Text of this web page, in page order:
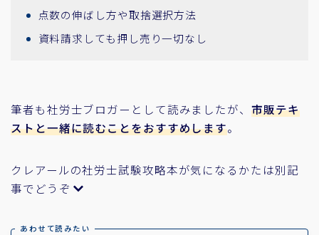
点数の伸ばし方や取捨選択方法
資料請求しても押し売り一切なし
筆者も社労士ブロガーとして読みましたが、 市販テキ
ストと一緒に読むことをおすすめします。
クレアールの社労士試験攻略本が気になるかたは別記
事でどうぞ
あわせて読みたい